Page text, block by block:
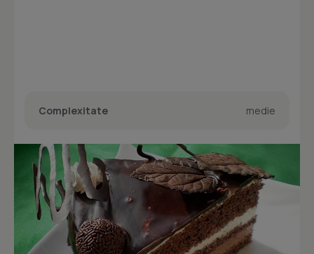
Complexitate medie